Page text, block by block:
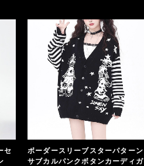
セ
ボーダースリーブスターパターン
サブカルパンクボタンカーディガ